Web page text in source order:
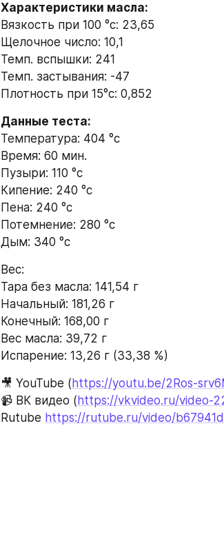
Характеристики масла:
Вязкость при 100 °с: 23,65
Щелочное число: 10,1
Темп. вспышки: 241
Темп. застывания: -47
Плотность при 15°с: 0,852
Данные теста:
Температура: 404 °с
Время: 60 мин.
Пузыри: 110 °с
Кипение: 240 °с
Пена: 240 °с
Потемнение: 280 °с
Дым: 340 °с
Вес:
Тара без масла: 141,54 г
Начальный: 181,26 г
Конечный: 168,00 г
Вес масла: 39,72 г
Испарение: 13,26 г (33,38 %)
🎥 YouTube ( https://youtu.be/2Ros-
📹 ВК видео ( https://vkvideo.ru/video-
Rutube https://rutube.ru/video/